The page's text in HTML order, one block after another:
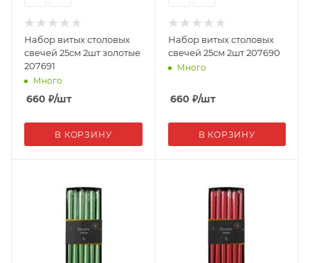
Набор витых столовых
свечей 25см 2шт золотые
207691
Много
660 ₽/шт
В КОРЗИНУ
Набор витых столовых
свечей 25см 2шт 207690
Много
660 ₽/шт
В КОРЗИНУ